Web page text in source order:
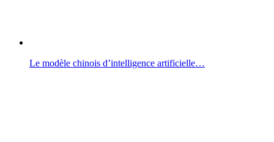
Le modèle chinois d’intelligence artificielle…